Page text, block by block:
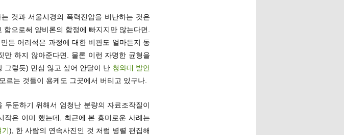
것과 서울시경의 폭력진압을 비난하는 것은
으로써 양비론의 함정에 빠지지만 않는다면.
든 어리석은 과정에 대한 비판도 얼마든지 동
하지 않아준다면. 물론 이런 자명한 균형을
그렇듯) 민심 잃고 싶어 안달이 난 청와대 발언
르는 것들이 용케도 그곳에서 버티고 있구나.
두둔하기 위해서 엄청난 분량의 자료조작질이
은 이미 했는데, 최근에 본 흥미로운 사례는
기), 한 사람의 연속사진인 것 처럼 병렬 편집해